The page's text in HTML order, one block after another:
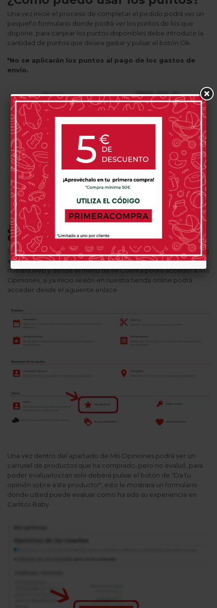
Una vez inicie el proceso de completar el pedido podrá ver un
pequeño formulario donde podrá ver los puntos de los que
dispone, para canjear los puntos disponibles debe introducir la
cantidad de puntos que desea gastar y pulsar el botón Ok.
*No se aplicarán los puntos al pago de los gastos de
envío.
¿Cómo puedo realizar
opiniones?
Solo podrá realizar opiniones de productos que haya comprado
en Carlitos, para realizar una opinión deberá iniciar sesión en
nuestra web y desde el menú de Mi Cuenta podrá acceder a Mis
Opiniones, si ya inicio sesión en nuestra tienda online podrá
acceder desde el siguiente enlace
Una vez dentro del apartado de Mis Opiniones podrá ver un
carrusel de productos que ha comprado, pero no evaluó, para
poder evaluarlos tan solo deberá pulsar el botón de "Da tu
opinión sobre este producto!", esto le mostrara un formulario
donde usted puede evaluar como ha sido su experiencia en
Carlitos Baby